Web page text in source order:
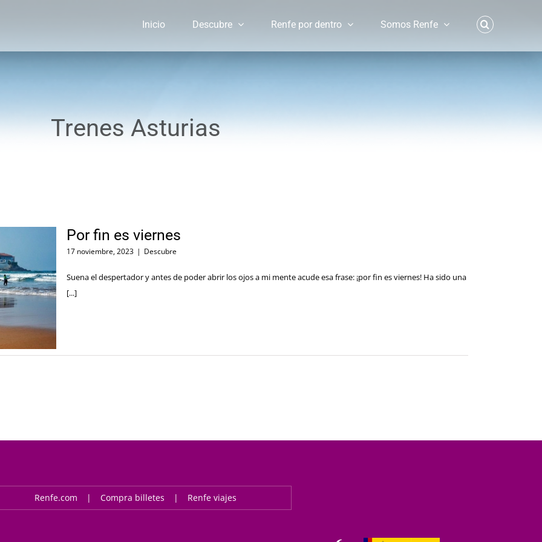
Inicio Descubre Renfe por dentro Somos Renfe
Trenes Asturias
Por fin es viernes
17 noviembre, 2023 | Descubre
Suena el despertador y antes de poder abrir los ojos a mi mente acude esa frase: ¡por fin es viernes! Ha sido una
[...]
Renfe.com Compra billetes Renfe viajes